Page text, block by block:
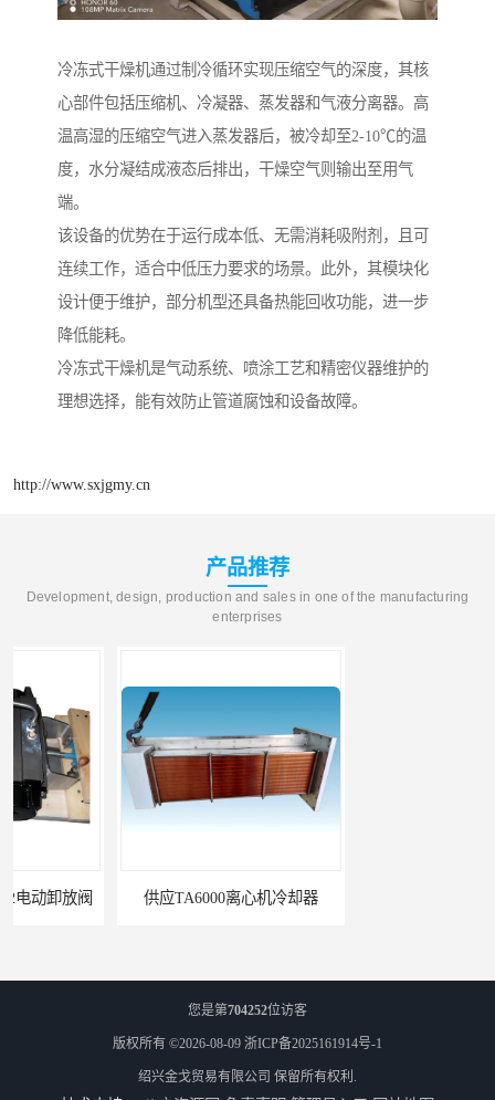
冷冻式干燥机通过制冷循环实现压缩空气的深度，其核
心部件包括压缩机、冷凝器、蒸发器和气液分离器。高
温高湿的压缩空气进入蒸发器后，被冷却至2-10℃的温
度，水分凝结成液态后排出，干燥空气则输出至用气
端。
该设备的优势在于运行成本低、无需消耗吸附剂，且可
连续工作，适合中低压力要求的场景。此外，其模块化
设计便于维护，部分机型还具备热能回收功能，进一步
降低能耗。
冷冻式干燥机是气动系统、喷涂工艺和精密仪器维护的
理想选择，能有效防止管道腐蚀和设备故障。
http://www.sxjgmy.cn
产品推荐
Development, design, production and sales in one of the manufacturing
enterprises
供应TA6000离心机冷却器 英格索兰+39433743+级冷却剂
您是第704252位访客
版权所有 ©2026-08-09 浙ICP备2025161914号-1
绍兴金戈贸易有限公司 保留所有权利.